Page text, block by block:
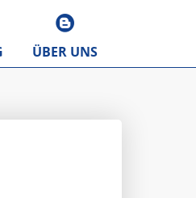
ÜBER UNS